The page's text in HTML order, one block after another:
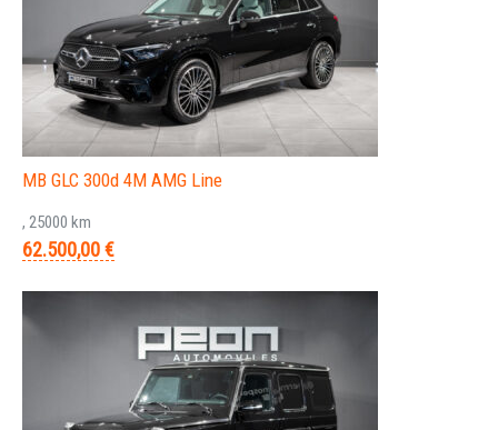
MB GLC 300d 4M AMG Line
, 25000 km
62.500,00 €